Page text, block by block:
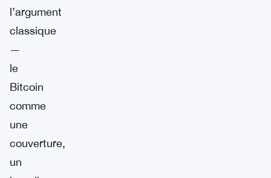
l’argument
classique
—
le
Bitcoin
comme
une
couverture,
un